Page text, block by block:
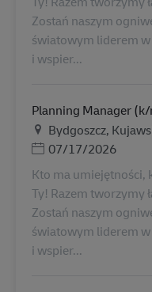
Zostań naszym
światowym liderem w
i wspier...
Planning Manager
Τοποθεσία
Bydgoszcz,
Ημερομηνία Ανάρτησης
07/17/2026
Kto ma umiejętności,
Ty! Razem tworzymy
Zostań naszym
światowym liderem w
i wspier...